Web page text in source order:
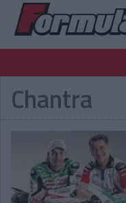
F1
FORMULA
PODCAST
DIGITÁLIS MAGAZIN
Chantra